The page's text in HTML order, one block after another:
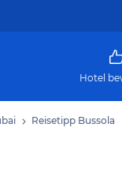
Hotel
Reisetipp Bussola